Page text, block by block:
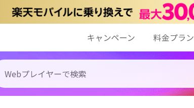
キャンペーン 料金プラン